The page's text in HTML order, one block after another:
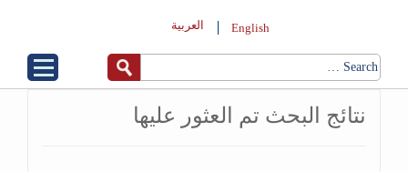
English العربية
نتائج البحث تم العثور عليها